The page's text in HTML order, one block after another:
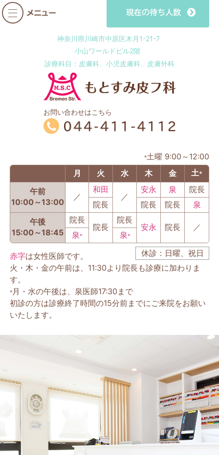
神奈川県川崎市中原区木月1-21-7
小山ワールドビル2階
診療科目：皮膚科、小児皮膚科、皮膚外科
お問い合わせはこちら
※土曜 9:00～12:00
月
火 水 木 金 土※
午前
10:00～13:00
／
和田
／
安永 泉
院長
院長
院長 院長
泉
午後
15:00～18:45
院長
院長
院長
安永 院長
／
泉 ※ 泉 ※
赤字は女性医師です。
火・木・金の午前は、11:30より院長も診療に加わりま
す。
※ 月・水の午後は、泉医師17:30まで
初診の方は診療終了時間の15分前までにご来院をお願い
いたします。
休診：日曜、祝日